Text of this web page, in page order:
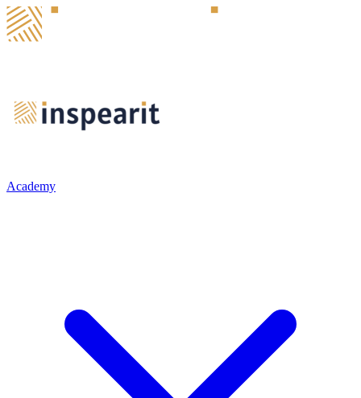
Academy